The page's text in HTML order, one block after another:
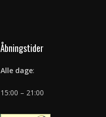
Åbningstider
Alle dage:
15:00 – 21:00